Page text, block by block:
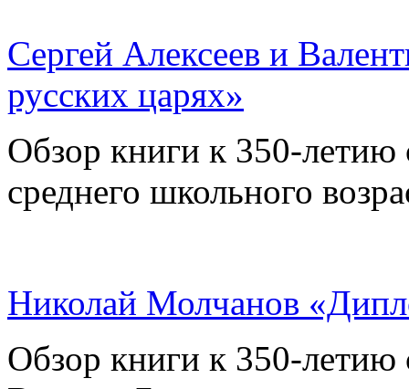
Сергей Алексеев и
русских царях»
Обзор книги к 350-
среднего школьного
Николай Молчанов
Обзор книги к 350-